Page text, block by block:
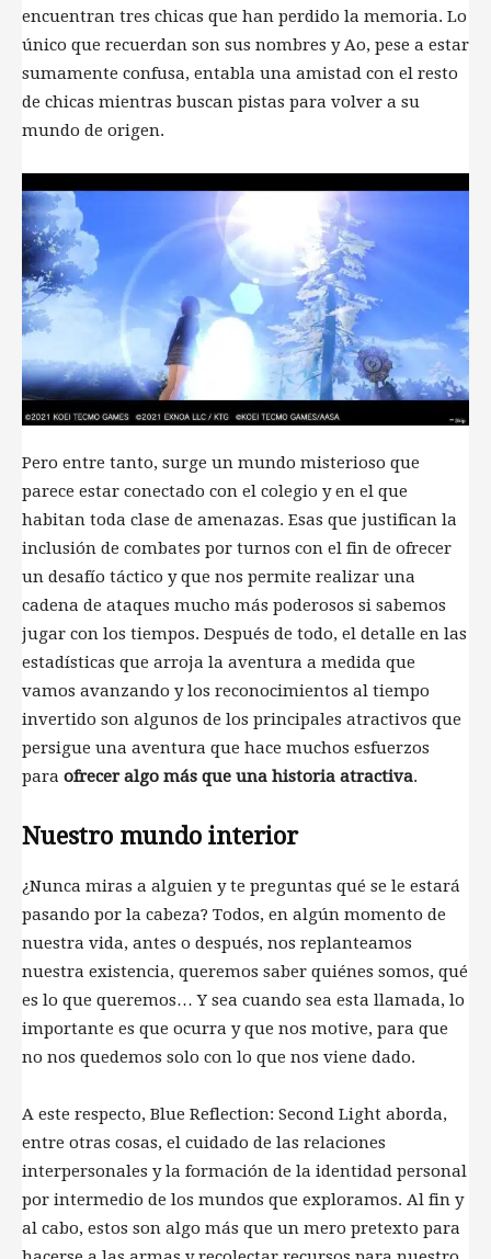
encuentran tres chicas que han perdido la memoria. Lo
único que recuerdan son sus nombres y Ao, pese a estar
sumamente confusa, entabla una amistad con el resto
de chicas mientras buscan pistas para volver a su
mundo de origen.
Pero entre tanto, surge un mundo misterioso que
parece estar conectado con el colegio y en el que
habitan toda clase de amenazas. Esas que justifican la
inclusión de combates por turnos con el fin de ofrecer
un desafío táctico y que nos permite realizar una
cadena de ataques mucho más poderosos si sabemos
jugar con los tiempos. Después de todo, el detalle en las
estadísticas que arroja la aventura a medida que
vamos avanzando y los reconocimientos al tiempo
invertido son algunos de los principales atractivos que
persigue una aventura que hace muchos esfuerzos
para ofrecer algo más que una historia atractiva.
Nuestro mundo interior
¿Nunca miras a alguien y te preguntas qué se le estará
pasando por la cabeza? Todos, en algún momento de
nuestra vida, antes o después, nos replanteamos
nuestra existencia, queremos saber quiénes somos, qué
es lo que queremos… Y sea cuando sea esta llamada, lo
importante es que ocurra y que nos motive, para que
no nos quedemos solo con lo que nos viene dado.
A este respecto, Blue Reflection: Second Light aborda,
entre otras cosas, el cuidado de las relaciones
interpersonales y la formación de la identidad personal
por intermedio de los mundos que exploramos. Al fin y
al cabo, estos son algo más que un mero pretexto para